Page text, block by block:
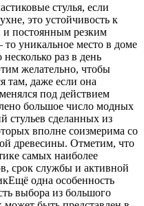
стулья, если
это устойчивость к
постоянным резким
уникальное место в доме
раз в день
желательно, чтобы
там, даже если она
под действием
большое число модных
стульев сделанных из
вполне соизмерима со
древесины. Отметим, что
самых наиболее
срок службы и активной
одна особенность
выбора из большого